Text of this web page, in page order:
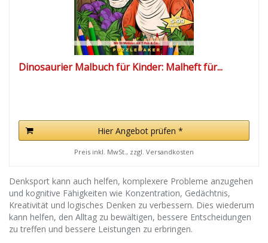
Dinosaurier Malbuch für Kinder: Malheft für...
Hier Angebot prüfen *
Preis inkl. MwSt., zzgl. Versandkosten
Denksport kann auch helfen, komplexere Probleme anzugehen
und kognitive Fähigkeiten wie Konzentration, Gedächtnis,
Kreativität und logisches Denken zu verbessern. Dies wiederum
kann helfen, den Alltag zu bewältigen, bessere Entscheidungen
zu treffen und bessere Leistungen zu erbringen.